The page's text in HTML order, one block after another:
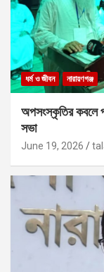
ধর্ম ও জীবন নারায়ণগঞ্জ
অপসংস্কৃতির কবলে
সভা
June 19, 2026